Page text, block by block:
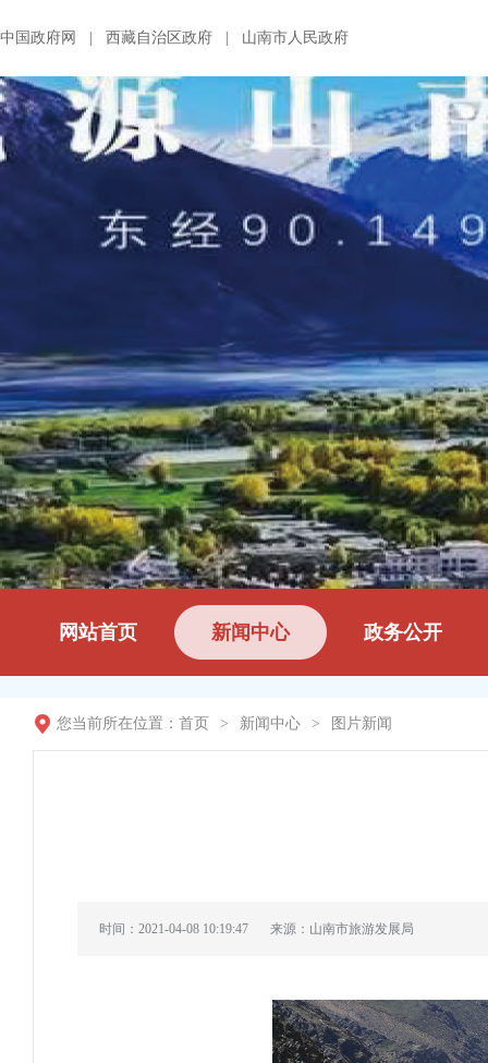
中国政府网 西藏自治区政府 山南市人民政府
网站首页 新闻中心 政务公开
您当前所在位置： 首页 > 新闻中心 > 图片新闻
时间：2021-04-08 10:19:47 来源：山南市旅游发展局